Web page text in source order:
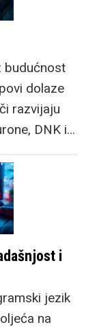
budućnost
dolaze
razvijaju
DNK i…
i
jezik
na